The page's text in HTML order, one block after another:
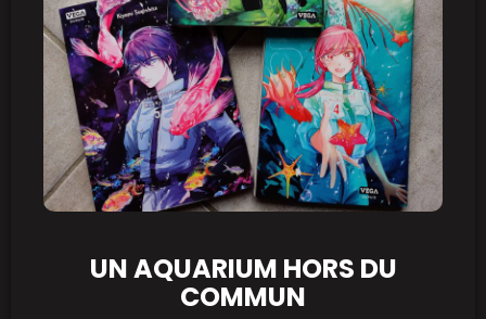
UN AQUARIUM HORS DU
COMMUN